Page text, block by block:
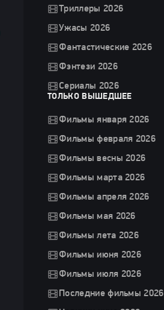
Триллеры 2026
Ужасы 2026
Фантастические 2026
Фэнтези 2026
Сериалы 2026
ТОЛЬКО ВЫШЕДШЕЕ
Фильмы января 2026
Фильмы февраля 2026
Фильмы весны 2026
Фильмы марта 2026
Фильмы апреля 2026
Фильмы мая 2026
Фильмы лета 2026
Фильмы июня 2026
Фильмы июля 2026
Последние фильмы 2026